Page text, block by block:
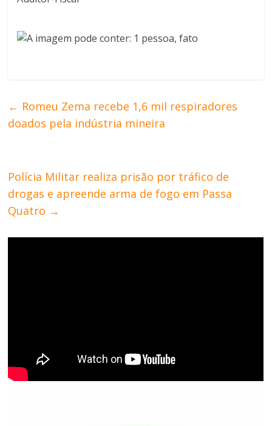
← Romeu Zema recebe 1,6 mil respiradores
doados pela indústria mineira
Polícia Militar realiza prisão por tráfico de
drogas e apreende arma de fogo em Passa
Quatro →